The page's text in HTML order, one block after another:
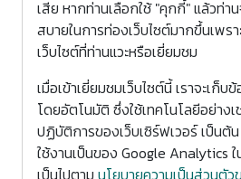
เสีย หากท่านเลือกใช้ "คุกกี้" แล้วท่า
สบายในการท่องเว็บไซต์มากขึ้นเพร
เว็บไซต์ที่ท่านแวะหรือเยี่ยมชม
เมื่อเข้าเยี่ยมชมเว็บไซต์นี้ เราจะเก็
โดยอัตโนมัติ ซึ่งใช้เทคโนโลยีอย่าง
ปฏิบัติการของเว็บเซิร์ฟเวอร์ เป็นต้
ใช้งานเป็นของ Google Analytics